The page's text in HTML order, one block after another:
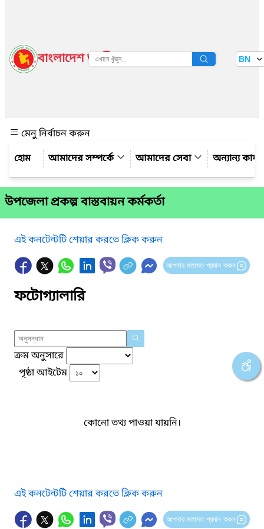
বাংলাদেশ জাতীয় তথ্য বাতায়ন BN
মেনু নির্বাচন করুন
আমাদের সম্পর্কে
আমাদের সেবা অন্যান্য
উপজেলা প্রকল্প বাস্তবায়ন কর্মকর্তা
এই কনটেন্টটি শেয়ার করতে ক্লিক করুন
আপনার মতামত প্রদান করুন
ফটোগ্যালারি
ক্রম অনুসারে
পৃষ্ঠা আইটেম
কোনো তথ্য পাওয়া যায়নি।
এই কনটেন্টটি শেয়ার করতে ক্লিক করুন
আপনার মতামত প্রদান করুন